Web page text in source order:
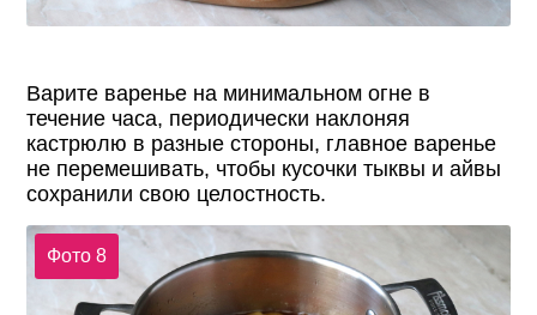
Варите варенье на минимальном огне в
течение часа, периодически наклоняя
кастрюлю в разные стороны, главное варенье
не перемешивать, чтобы кусочки тыквы и айвы
сохранили свою целостность.
Фото 8